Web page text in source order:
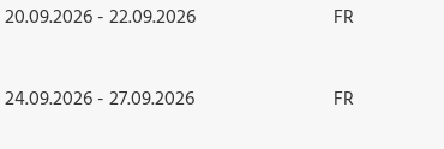
20.09.2026 - 22.09.2026 FR
24.09.2026 - 27.09.2026 FR